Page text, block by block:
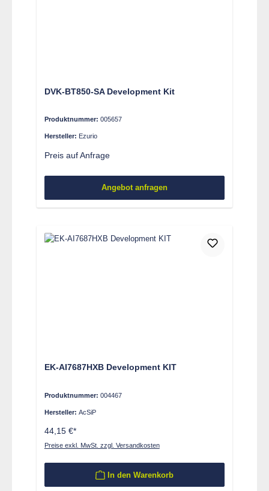
DVK-BT850-SA Development Kit
Produktnummer: 005657
Hersteller: Ezurio
Preis auf Anfrage
Angebot anfragen
EK-AI7687HXB Development KIT
Produktnummer: 004467
Hersteller: AcSiP
44,15 €*
Preise exkl. MwSt. zzgl. Versandkosten
In den Warenkorb